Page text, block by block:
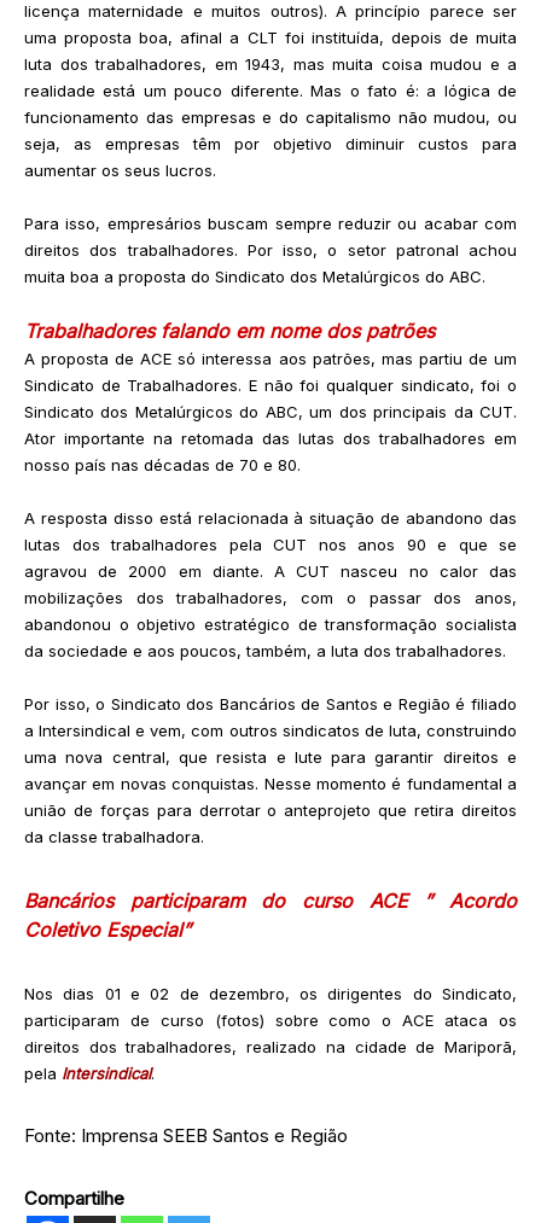
licença maternidade e muitos outros). A princípio parece ser
uma proposta boa, afinal a CLT foi instituída, depois de muita
luta dos trabalhadores, em 1943, mas muita coisa mudou e a
realidade está um pouco diferente. Mas o fato é: a lógica de
funcionamento das empresas e do capitalismo não mudou, ou
seja, as empresas têm por objetivo diminuir custos para
aumentar os seus lucros.
Para isso, empresários buscam sempre reduzir ou acabar com
direitos dos trabalhadores. Por isso, o setor patronal achou
muita boa a proposta do Sindicato dos Metalúrgicos do ABC.
Trabalhadores falando em nome dos patrões
A proposta de ACE só interessa aos patrões, mas partiu de um
Sindicato de Trabalhadores. E não foi qualquer sindicato, foi o
Sindicato dos Metalúrgicos do ABC, um dos principais da CUT.
Ator importante na retomada das lutas dos trabalhadores em
nosso país nas décadas de 70 e 80.
A resposta disso está relacionada à situação de abandono das
lutas dos trabalhadores pela CUT nos anos 90 e que se
agravou de 2000 em diante. A CUT nasceu no calor das
mobilizações dos trabalhadores, com o passar dos anos,
abandonou o objetivo estratégico de transformação socialista
da sociedade e aos poucos, também, a luta dos trabalhadores.
Por isso, o Sindicato dos Bancários de Santos e Região é filiado
a Intersindical e vem, com outros sindicatos de luta, construindo
uma nova central, que resista e lute para garantir direitos e
avançar em novas conquistas. Nesse momento é fundamental a
união de forças para derrotar o anteprojeto que retira direitos
da classe trabalhadora.
Bancários participaram do curso ACE ” Acordo
Coletivo Especial”
Nos dias 01 e 02 de dezembro, os dirigentes do Sindicato,
participaram de curso (fotos) sobre como o ACE ataca os
direitos dos trabalhadores, realizado na cidade de Mariporã,
pela Intersindical.
Fonte: Imprensa SEEB Santos e Região
Compartilhe